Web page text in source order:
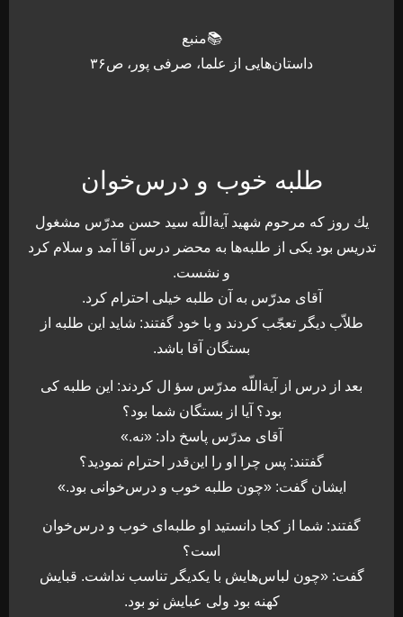
📚منبع
داستان‌هایی از علما، صرفی پور، ص۳۶
طلبه خوب و درس‌خوان
يك روز كه مرحوم شهيد آيةاللّه سيد حسن مدرّس مشغول
تدريس بود يكى از طلبه‌ها به محضر درس آقا آمد و سلام كرد
و نشست.
آقاى مدرّس به آن طلبه خيلى احترام كرد.
طلاّب ديگر تعجّب كردند و با خود گفتند: شايد اين طلبه از
بستگان آقا باشد.
بعد از درس از آيةاللّه مدرّس سؤ ال كردند: اين طلبه كى
بود؟ آيا از بستگان شما بود؟
آقاى مدرّس پاسخ داد: «نه.»
گفتند: پس چرا او را اين‌قدر احترام نموديد؟
ايشان گفت: «چون طلبه خوب و درس‌خوانى بود.»
گفتند: شما از كجا دانستيد او طلبه‌اى خوب و درس‌خوان
است؟
گفت: «چون لباس‌هايش با يكديگر تناسب نداشت. قبايش
كهنه بود ولى عبايش نو بود.